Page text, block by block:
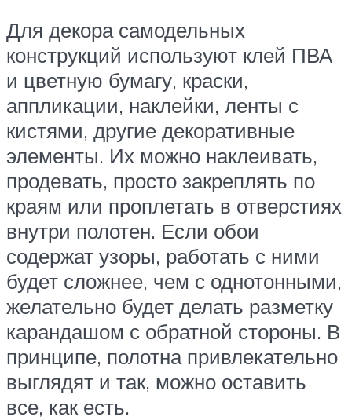
Для декора самодельных
конструкций используют клей ПВА
и цветную бумагу, краски,
аппликации, наклейки, ленты с
кистями, другие декоративные
элементы. Их можно наклеивать,
продевать, просто закреплять по
краям или проплетать в отверстиях
внутри полотен. Если обои
содержат узоры, работать с ними
будет сложнее, чем с однотонными,
желательно будет делать разметку
карандашом с обратной стороны. В
принципе, полотна привлекательно
выглядят и так, можно оставить
все, как есть.